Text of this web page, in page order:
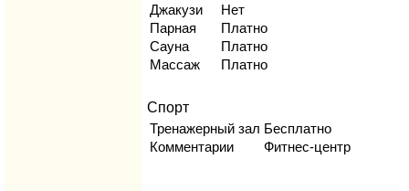
Джакузи
Нет
Парная
Платно
Сауна
Платно
Массаж
Платно
Спорт
Тренажерный зал Бесплатно
Комментарии
Фитнес-центр